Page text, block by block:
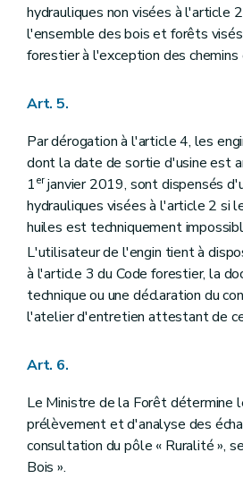
hydrauliques non visées à l'article
l'ensemble des bois et forêts
forestier à l'exception des
Art. 5.
Par dérogation à l'article 4, les
dont la date de sortie d'usine est
1erjanvier 2019, sont dispensés
hydrauliques visées à l'article 2 si
huiles est techniquement
L'utilisateur de l'engin tient à
à l'article 3 du Code forestier, la
technique ou une déclaration du
l'atelier d'entretien attestant de
Art. 6.
Le Ministre de la Forêt détermine
prélèvement et d'analyse des
consultation du pôle « Ruralité »,
Bois ».